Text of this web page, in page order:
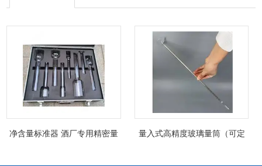
净含量标准器 酒厂专用精密量
量入式高精度玻璃量筒（可定